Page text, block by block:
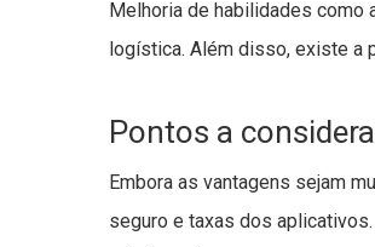
Melhoria de habilidades como
logística. Além disso, existe a
Pontos a
Embora as vantagens sejam
seguro e taxas dos